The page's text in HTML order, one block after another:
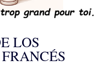
LOS